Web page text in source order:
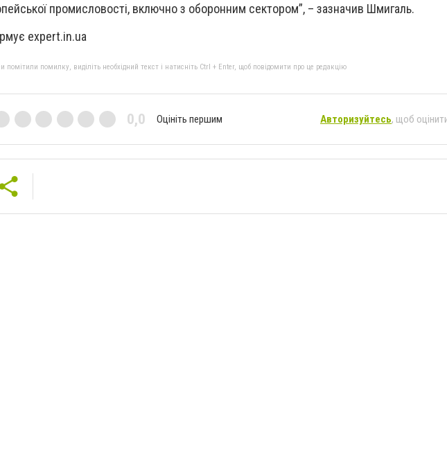
промисловості, включно з оборонним сектором”, – зазначив Шмигаль.
expert.in.ua
помітили помилку, виділіть необхідний текст і натисніть Ctrl + Enter, щоб повідомити про це редакцію
0,0 Оцініть першим Авторизуйтесь, щоб